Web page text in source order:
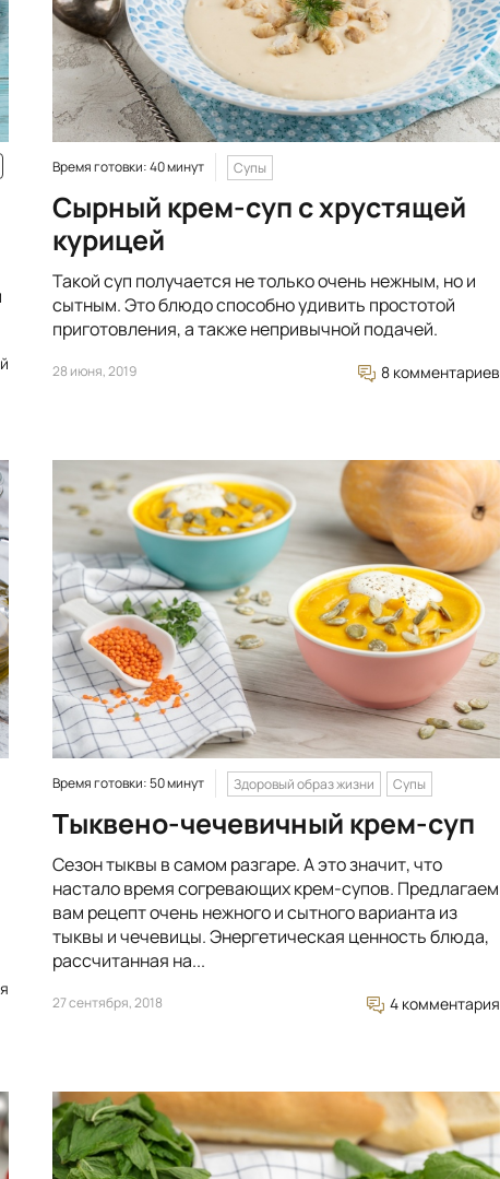
Время готовки: 40 минут Супы
Сырный крем-суп с хрустящей
курицей
Такой суп получается не только очень нежным, но и
сытным. Это блюдо способно удивить простотой
приготовления, а также непривычной подачей.
28 июня, 2019 8 комментариев
Время готовки: 50 минут Здоровый образ жизни Супы
Тыквено-чечевичный крем-суп
Сезон тыквы в самом разгаре. А это значит, что
настало время согревающих крем-супов. Предлагаем
вам рецепт очень нежного и сытного варианта из
тыквы и чечевицы. Энергетическая ценность блюда,
рассчитанная на...
27 сентября, 2018 4 комментария